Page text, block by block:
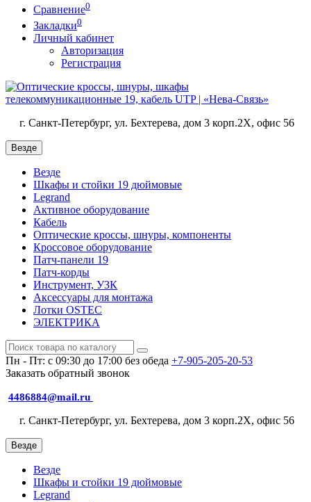
Сравнение0
Закладки0
Личный кабинет
Авторизация
Регистрация
г. Санкт-Петербург, ул. Бехтерева, дом 3 корп.2X, офис 56
Везде
Везде
Шкафы и стойки 19 дюймовые
Legrand
Активное оборудование
Кабель
Оптические кроссы, шнуры, компоненты
Кроссовое оборудование
Патч-панели 19
Патч-корды
Инструмент, УЗК
Аксессуары для монтажа
Лотки OSTEC
ЭЛЕКТРИКА
Пн - Пт: с 09:30 до 17:00 без обеда +7-905-205-20-53
Заказать обратный звонок
4486884@mail.ru
г. Санкт-Петербург, ул. Бехтерева, дом 3 корп.2X, офис 56
Везде
Везде
Шкафы и стойки 19 дюймовые
Legrand